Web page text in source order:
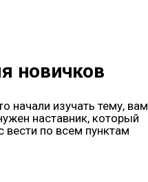
новичков
начали изучать тему, вам
наставник, который
вести по всем пунктам